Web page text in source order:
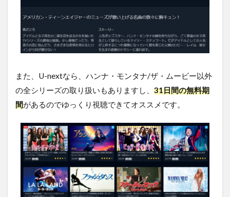
連作
5
モン
タ
ナ/
ザ・
ビー
を無
料視
聴す
法ま
とめ
また、U-nextなら、ハンナ・モンタナ/ザ・ムービー以外
の全シリーズの取り扱いもありますし、 31日間の無料期
間があるのでゆっくり視聴できてオススメです。